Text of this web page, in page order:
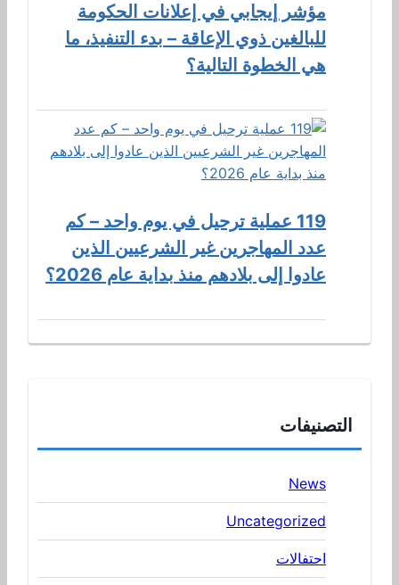
مؤشر إيجابي في إعلانات الحكومة
للبالغين ذوي الإعاقة – بدء التنفيذ، ما
هي الخطوة التالية؟
119 عملية ترحيل في يوم واحد – كم
عدد المهاجرين غير الشرعيين الذين
عادوا إلى بلادهم منذ بداية عام 2026؟
التصنيفات
News
Uncategorized
احتفالات